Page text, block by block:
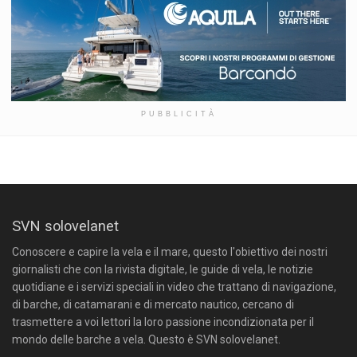
PUBBLICITÀ
SVN solovelanet
Conoscere e capire la vela e il mare, questo l'obiettivo dei nostri
giornalisti che con la rivista digitale, le guide di vela, le notizie
quotidiane e i servizi speciali in video che trattano di navigazione,
di barche, di catamarani e di mercato nautico, cercano di
trasmettere a voi lettori la loro passione incondizionata per il
mondo delle barche a vela. Questo è SVN solovelanet.